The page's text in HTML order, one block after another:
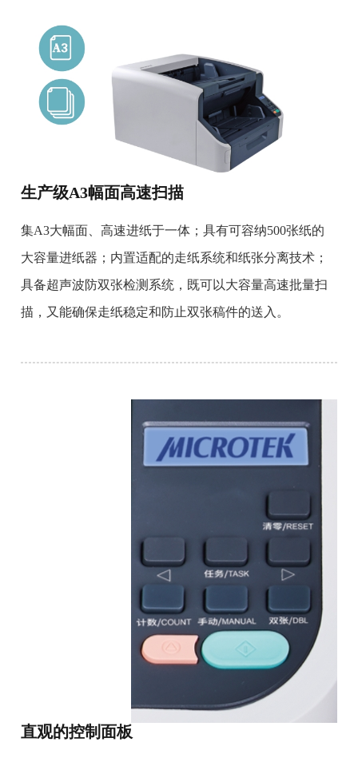
生产级A3幅面高速扫描
集A3大幅面、高速进纸于一体；具有可容纳500张纸的
大容量进纸器；内置适配的走纸系统和纸张分离技术；
具备超声波防双张检测系统，既可以大容量高速批量扫
描，又能确保走纸稳定和防止双张稿件的送入。
直观的控制面板